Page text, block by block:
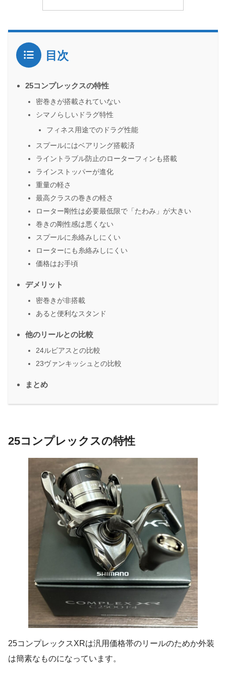
目次
25コンプレックスの特性
密巻きが搭載されていない
シマノらしいドラグ特性
フィネス用途でのドラグ性能
スプールにはベアリング搭載済
ライントラブル防止のローターフィンも搭載
ラインストッパーが進化
重量の軽さ
最高クラスの巻きの軽さ
ローター剛性は必要最低限で「たわみ」が大きい
巻きの剛性感は悪くない
スプールに糸絡みしにくい
ローターにも糸絡みしにくい
価格はお手頃
デメリット
密巻きが非搭載
あると便利なスタンド
他のリールとの比較
24ルビアスとの比較
23ヴァンキッシュとの比較
まとめ
25コンプレックスの特性
25コンプレックスXRは汎用価格帯のリールのためか外装
は簡素なものになっています。